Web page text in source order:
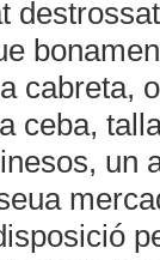
cabreta,
ceba,
un